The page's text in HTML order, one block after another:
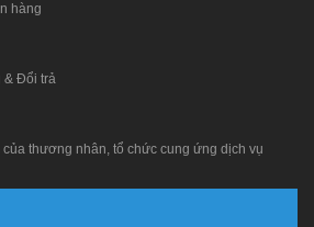
hàng
& Đổi trả
của thương nhân, tổ chức cung ứng dịch vụ